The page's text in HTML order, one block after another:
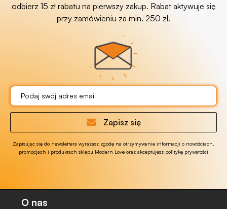
odbierz 15 zł rabatu na pierwszy zakup. Rabat aktywuje się
przy zamówieniu za min. 250 zł.
Zapisz się
Zapisując się do newslettera wyrażasz zgodę na otrzymywanie informacji o nowościach,
promocjach i produktach sklepu Modern Love oraz akceptujesz politykę prywatości
O nas